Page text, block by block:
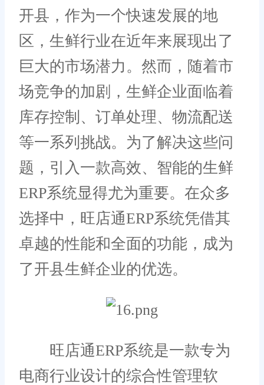
开县，作为一个快速发展的地
区，生鲜行业在近年来展现出了
巨大的市场潜力。然而，随着市
场竞争的加剧，生鲜企业面临着
库存控制、订单处理、物流配送
等一系列挑战。为了解决这些问
题，引入一款高效、智能的生鲜
ERP系统显得尤为重要。在众多
选择中，旺店通ERP系统凭借其
卓越的性能和全面的功能，成为
了开县生鲜企业的优选。
旺店通ERP系统是一款专为
电商行业设计的综合性管理软